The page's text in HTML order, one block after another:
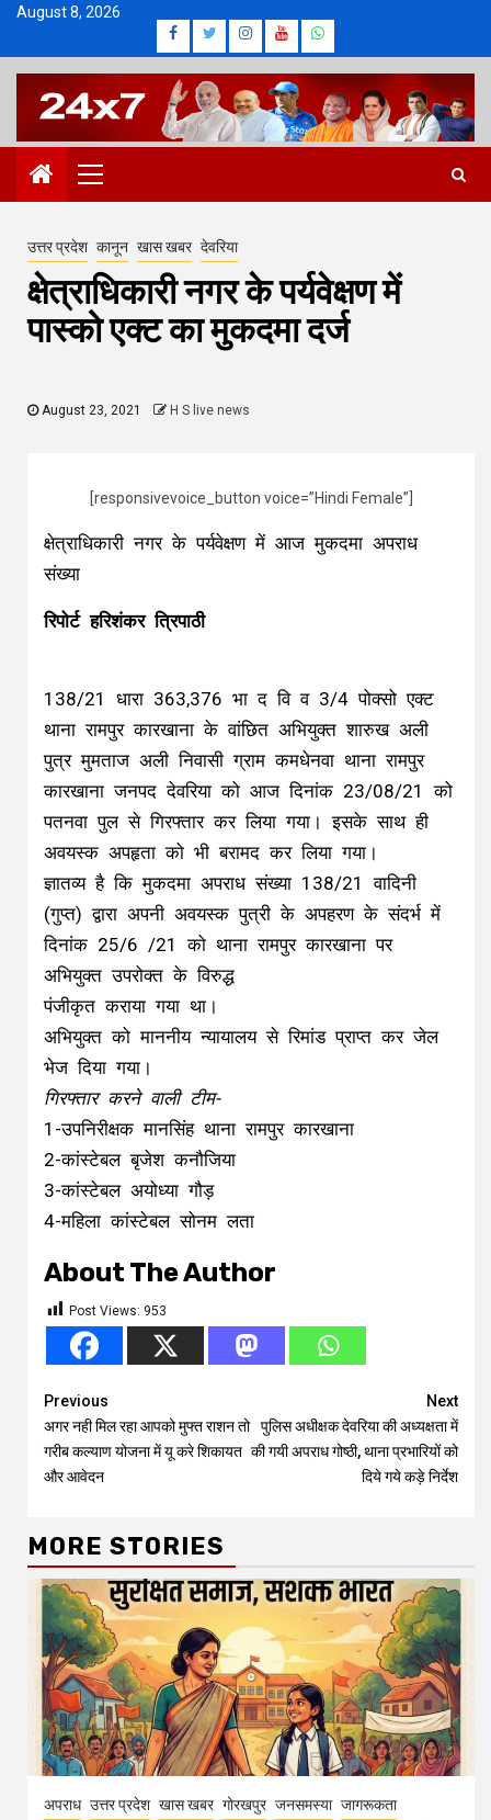
Skip
content
August 8, 2026
Facebook
Twitter
Instagram
Youtube
Whatsapp
Primary
Menu
उत्तर प्रदेश कानून खास खबर देवरिया
क्षेत्राधिकारी नगर के पर्यवेक्षण में
पास्को एक्ट का मुकदमा दर्ज
August 23, 2021 H S live news
[responsivevoice_button voice=”Hindi Female”]
क्षेत्राधिकारी नगर के पर्यवेक्षण में आज मुकदमा अपराध
संख्या
रिपोर्ट हरिशंकर त्रिपाठी
138/21 धारा 363,376 भा द वि व 3/4 पोक्सो एक्ट
थाना रामपुर कारखाना के वांछित अभियुक्त शारुख अली
पुत्र मुमताज अली निवासी ग्राम कमधेनवा थाना रामपुर
कारखाना जनपद देवरिया को आज दिनांक 23/08/21 को
पतनवा पुल से गिरफ्तार कर लिया गया। इसके साथ ही
अवयस्क अपहृता को भी बरामद कर लिया गया।
ज्ञातव्य है कि मुकदमा अपराध संख्या 138/21 वादिनी
(गुप्त) द्वारा अपनी अवयस्क पुत्री के अपहरण के संदर्भ में
दिनांक 25/6 /21 को थाना रामपुर कारखाना पर
अभियुक्त उपरोक्त के विरुद्ध
पंजीकृत कराया गया था।
अभियुक्त को माननीय न्यायालय से रिमांड प्राप्त कर जेल
भेज दिया गया।
गिरफ्तार करने वाली टीम-
1-उपनिरीक्षक मानसिंह थाना रामपुर कारखाना
2-कांस्टेबल बृजेश कनौजिया
3-कांस्टेबल अयोध्या गौड़
4-महिला कांस्टेबल सोनम लता
About The Author
Post Views: 953
Continue
Reading
Previous
अगर नही मिल रहा आपको मुफ्त राशन तो
गरीब कल्याण योजना में यू करे शिकायत
और आवेदन
Next
पुलिस अधीक्षक देवरिया की अध्यक्षता में
की गयी अपराध गोष्ठी, थाना प्रभारियों को
दिये गये कड़े निर्देश
MORE STORIES
अपराध उत्तर प्रदेश खास खबर गोरखपुर जनसमस्या जागरूकता